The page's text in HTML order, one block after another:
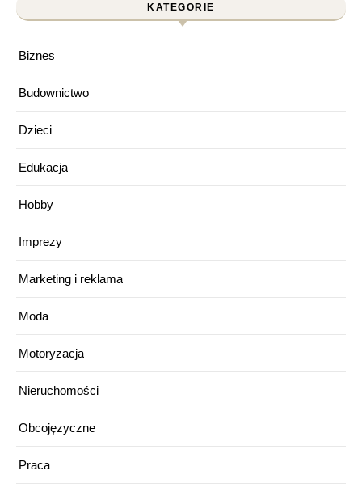
KATEGORIE
Biznes
Budownictwo
Dzieci
Edukacja
Hobby
Imprezy
Marketing i reklama
Moda
Motoryzacja
Nieruchomości
Obcojęzyczne
Praca